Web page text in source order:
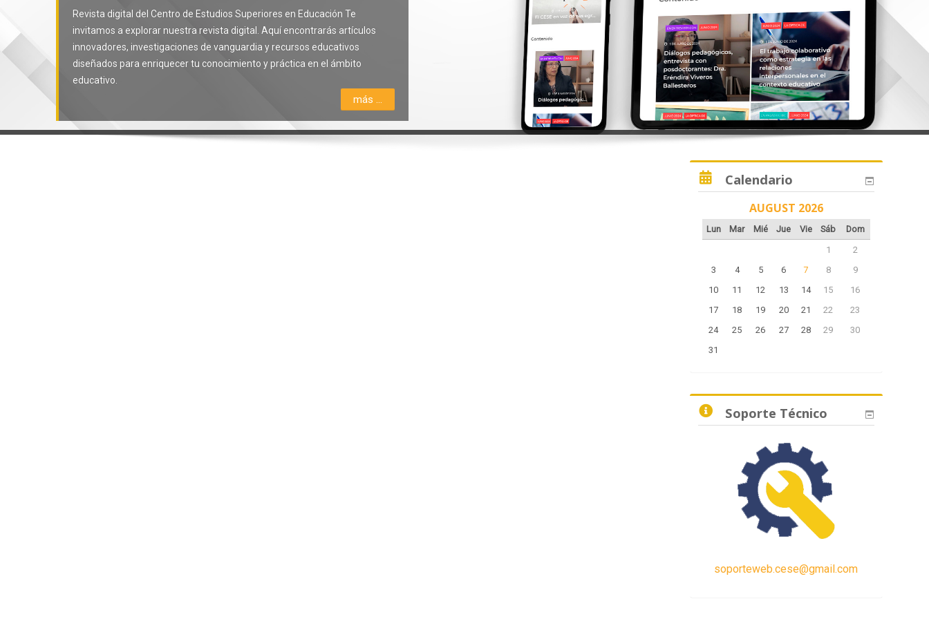
Revista digital del Centro de Estudios Superiores en Educación Te
invitamos a explorar nuestra revista digital. Aquí encontrarás artículos
innovadores, investigaciones de vanguardia y recursos educativos
diseñados para enriquecer tu conocimiento y práctica en el ámbito
educativo.
más ...
Calendario
AUGUST 2026
Lun Mar Mié Jue Vie Sáb
Dom
1
2
3
4 5 6 7 8
9
10
11 12 13 14 15
16
17
18 19 20 21 22
23
24
25 26 27 28 29
30
31
Soporte Técnico
soporteweb.cese@gmail.com